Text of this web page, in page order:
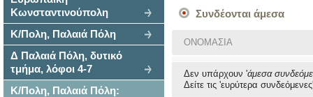
Κωνσταντινούπολη
Κ/Πολη, Παλαιά Πόλη
Δ Παλαιά Πόλη, δυτικό
τμήμα, λόφοι 4-7
Κ/Πολη, Παλαιά Πόλη:
Συνδέονται άμεσα
ΟΝΟΜΑΣΙΑ
Δεν υπάρχουν 'άμεσα
Δείτε τις 'ευρύτερα